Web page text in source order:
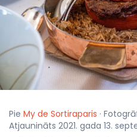
Pie My de Sortiraparis ·
Atjaunināts 2021. gada 13.